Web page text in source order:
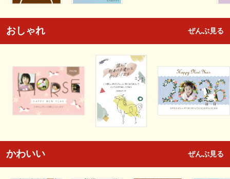
おしゃれ ぜんぶ見る
かわいい ぜんぶ見る